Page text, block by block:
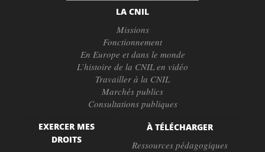
LA CNIL
Missions
Fonctionnement
En Europe et dans le monde
L’histoire de la CNIL en vidéo
Travailler à la CNIL
Marchés publics
Consultations publiques
EXERCER MES
DROITS
À TÉLÉCHARGER
Ressources pédagogiques